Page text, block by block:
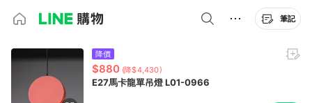
筆記
降價
$880 (降$4,430)
E27馬卡龍單吊燈 L01-0966